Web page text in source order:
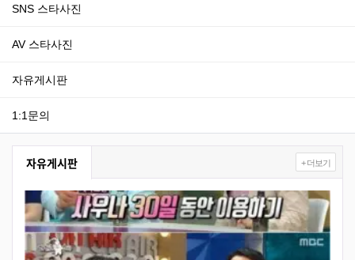
SNS 스타사진
AV 스타사진
자유게시판
1:1문의
자유게시판 + 더보기